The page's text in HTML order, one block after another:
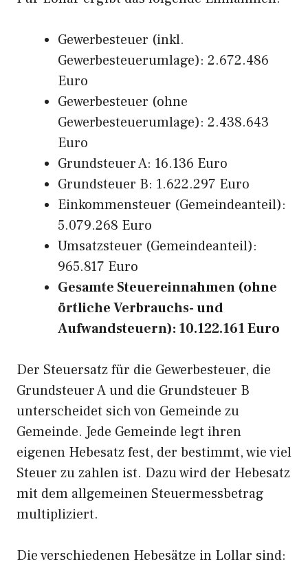
Gewerbesteuer (inkl.
Gewerbesteuerumlage): 2.672.486
Euro
Gewerbesteuer (ohne
Gewerbesteuerumlage): 2.438.643
Euro
Grundsteuer A: 16.136 Euro
Grundsteuer B: 1.622.297 Euro
Einkommensteuer (Gemeindeanteil):
5.079.268 Euro
Umsatzsteuer (Gemeindeanteil):
965.817 Euro
Gesamte Steuereinnahmen (ohne
örtliche Verbrauchs- und
Aufwandsteuern): 10.122.161 Euro
Der Steuersatz für die Gewerbesteuer, die
Grundsteuer A und die Grundsteuer B
unterscheidet sich von Gemeinde zu
Gemeinde. Jede Gemeinde legt ihren
eigenen Hebesatz fest, der bestimmt, wie viel
Steuer zu zahlen ist. Dazu wird der Hebesatz
mit dem allgemeinen Steuermessbetrag
multipliziert.
Die verschiedenen Hebesätze in Lollar sind: